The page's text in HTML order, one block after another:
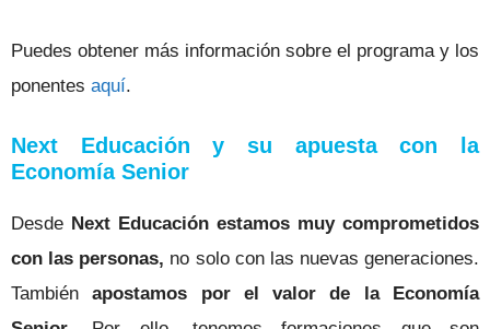
Puedes obtener más información sobre el programa y los
ponentes aquí.
Next Educación y su apuesta con la
Economía Senior
Desde Next Educación estamos muy comprometidos
con las personas, no solo con las nuevas generaciones.
Tambiénapostamos por el valor de la Economía